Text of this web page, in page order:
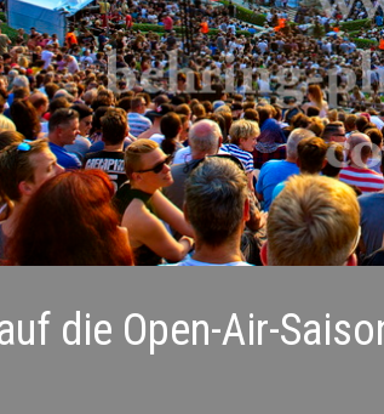
die Open-Air-